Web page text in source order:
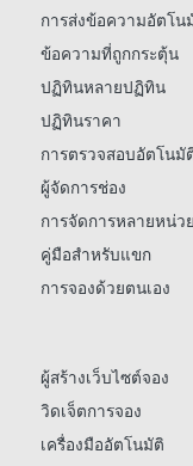
การส่งข้อความอัตโน
ข้อความที่ถูกกระตุ้น
ปฏิทินหลายปฏิทิน
ปฏิทินราคา
การตรวจสอบอัตโนมั
ผู้จัดการช่อง
การจัดการหลายหน่วย
คู่มือสำหรับแขก
การจองด้วยตนเอง
ผู้สร้างเว็บไซต์จอง
วิดเจ็ตการจอง
เครื่องมืออัตโนมัติ